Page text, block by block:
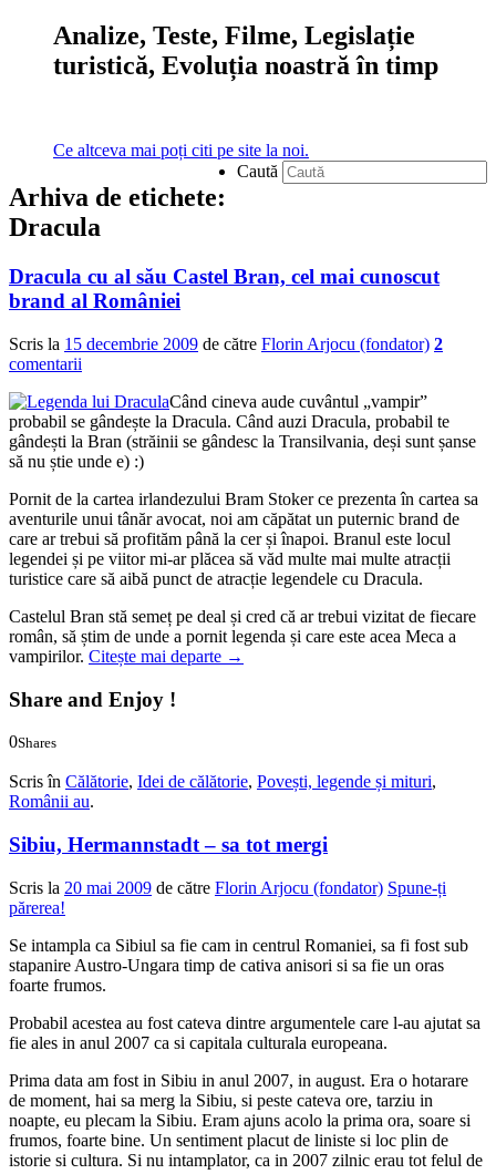
Analize, Teste, Filme, Legislație
turistică, Evoluția noastră în timp
Ce altceva mai poți citi pe site la noi.
Caută
Arhiva de etichete:
Dracula
Dracula cu al său Castel Bran, cel mai cunoscut
brand al României
Scris la 15 decembrie 2009 de către Florin Arjocu (fondator) 2
comentarii
Când cineva aude cuvântul „vampir”
probabil se gândește la Dracula. Când auzi Dracula, probabil te
gândești la Bran (străinii se gândesc la Transilvania, deși sunt șanse
să nu știe unde e) :)
Pornit de la cartea irlandezului Bram Stoker ce prezenta în cartea sa
aventurile unui tânăr avocat, noi am căpătat un puternic brand de
care ar trebui să profităm până la cer și înapoi. Branul este locul
legendei și pe viitor mi-ar plăcea să văd multe mai multe atracții
turistice care să aibă punct de atracție legendele cu Dracula.
Castelul Bran stă semeț pe deal și cred că ar trebui vizitat de fiecare
român, să știm de unde a pornit legenda și care este acea Meca a
vampirilor. Citește mai departe →
Share and Enjoy !
0Shares
Scris în Călătorie, Idei de călătorie, Povești, legende și mituri,
Românii au.
Sibiu, Hermannstadt – sa tot mergi
Scris la 20 mai 2009 de către Florin Arjocu (fondator) Spune-ți
părerea!
Se intampla ca Sibiul sa fie cam in centrul Romaniei, sa fi fost sub
stapanire Austro-Ungara timp de cativa anisori si sa fie un oras
foarte frumos.
Probabil acestea au fost cateva dintre argumentele care l-au ajutat sa
fie ales in anul 2007 ca si capitala culturala europeana.
Prima data am fost in Sibiu in anul 2007, in august. Era o hotarare
de moment, hai sa merg la Sibiu, si peste cateva ore, tarziu in
noapte, eu plecam la Sibiu. Eram ajuns acolo la prima ora, soare si
frumos, foarte bine. Un sentiment placut de liniste si loc plin de
istorie si cultura. Si nu intamplator, ca in 2007 zilnic erau tot felul de